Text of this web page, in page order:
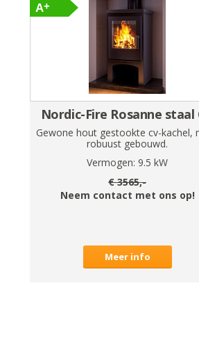
Nordic-Fire Rosanne staal
Gewone hout gestookte cv-kachel,
robuust gebouwd.
Vermogen: 9.5 kW
€3565,-
Neem contact met ons op!
Meer info